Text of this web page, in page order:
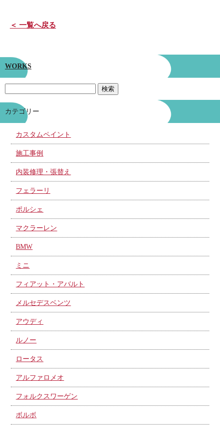
＜ 一覧へ戻る
WORKS
カテゴリー
カスタムペイント
施工事例
内装修理・張替え
フェラーリ
ポルシェ
マクラーレン
BMW
ミニ
フィアット・アバルト
メルセデスベンツ
アウディ
ルノー
ロータス
アルファロメオ
フォルクスワーゲン
ボルボ